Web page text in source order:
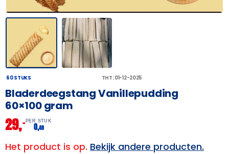
60 STUKS THT: 01-12-2025
Bladerdeegstang Vanillepudding
60×100 gram
29,– PER STUK
0,48
Het product is op. Bekijk andere producten.